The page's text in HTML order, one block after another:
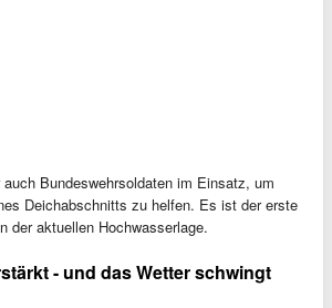
Bundeswehrsoldaten im Einsatz, um
Deichabschnitts zu helfen. Es ist der erste
der aktuellen Hochwasserlage.
- und das Wetter schwingt